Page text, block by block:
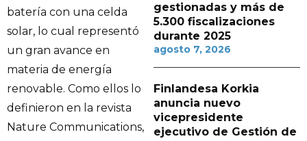
batería con una celda
solar, lo cual representó
un gran avance en
materia de energía
renovable. Como ellos lo
definieron en la revista
Nature Communications,
gestionadas y más de
5.300 fiscalizaciones
durante 2025
agosto 7, 2026
Finlandesa Korkia
anuncia nuevo
vicepresidente
ejecutivo de Gestión de